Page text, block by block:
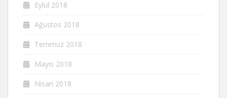
Eylül 2018
Ağustos 2018
Temmuz 2018
Mayıs 2018
Nisan 2018